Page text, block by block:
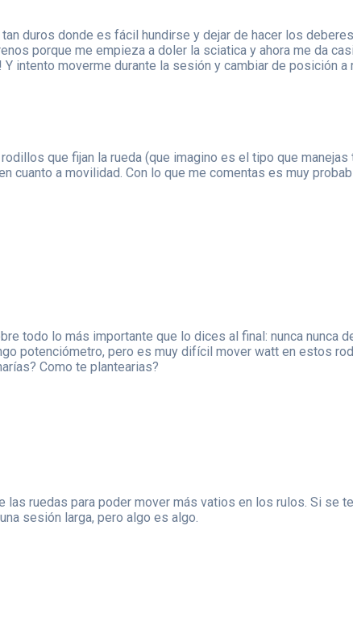
duros donde es fácil hundirse y dejar de hacer los
porque me empieza a doler la sciatica y ahora me da
intento moverme durante la sesión y cambiar de posición a
que fijan la rueda (que imagino es el tipo que
cuanto a movilidad. Con lo que me comentas es muy
todo lo más importante que lo dices al final: nunca nunca
potenciómetro, pero es muy difícil mover watt en estos
Como te plantearias?
las ruedas para poder mover más vatios en los rulos. Si se
sesión larga, pero algo es algo.